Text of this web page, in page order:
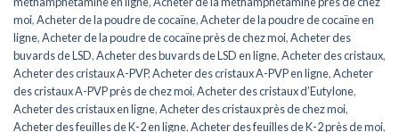
moi,Acheter de la poudre de cocaïne,Acheter de la poudre de cocaïne en
ligne,Acheter de la poudre de cocaïne près de chez moi,Acheter des
buvards de LSD,Acheter des buvards de LSD en ligne,Acheter des cristaux,
Acheter des cristaux A-PVP,Acheter des cristaux A-PVP en ligne,Acheter
des cristaux A-PVP près de chez moi,Acheter des cristaux d’Eutylone,
Acheter des cristaux en ligne,Acheter des cristaux près de chez moi,
Acheter des feuilles de K-2 en ligne,Acheter des feuilles de K-2 près de moi,